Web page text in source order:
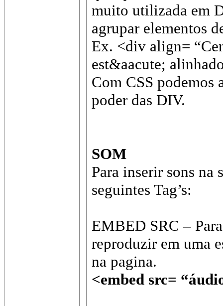
muito utilizada em
agrupar elementos
Ex. <div align=
est&aacute;
Com CSS podemos
poder das DIV.
SOM
Para inserir sons na
seguintes Tag’s:
EMBED SRC –
reproduzir em uma
na pagina.
<embed src=